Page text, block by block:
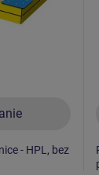
- HPL, bez